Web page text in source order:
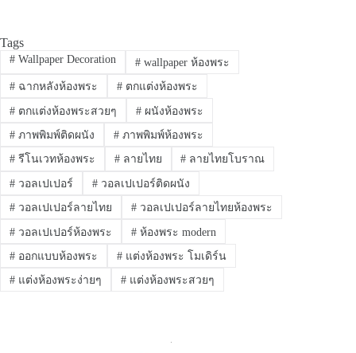
Tags
#Wallpaper Decoration #wallpaper ห้องพระ
#ฉากหลังห้องพระ #ตกแต่งห้องพระ
#ตกแต่งห้องพระสวยๆ #ผนังห้องพระ
#ภาพพิมพ์ติดผนัง #ภาพพิมพ์ห้องพระ
#รีโนเวทห้องพระ #ลายไทย # ลายไทยโบราณ
#วอลเปเปอร์ #วอลเปเปอร์ติดผนัง
#วอลเปเปอร์ลายไทย #วอลเปเปอร์ลายไทยห้องพระ
#วอลเปเปอร์ห้องพระ #ห้องพระ modern
#ออกแบบห้องพระ #แต่งห้องพระ โมเดิร์น
#แต่งห้องพระง่ายๆ #แต่งห้องพระสวยๆ